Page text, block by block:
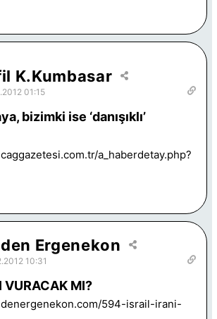
K.Kumbasar
01:15
bizimki ise ‘danışıklı’
a_haberdetay.php?
Ergenekon
10:31
VURACAK MI?
594-israil-irani-